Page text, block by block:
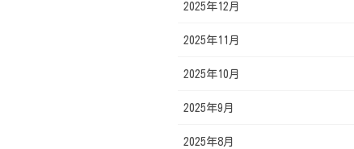
2025年12月
2025年11月
2025年10月
2025年9月
2025年8月